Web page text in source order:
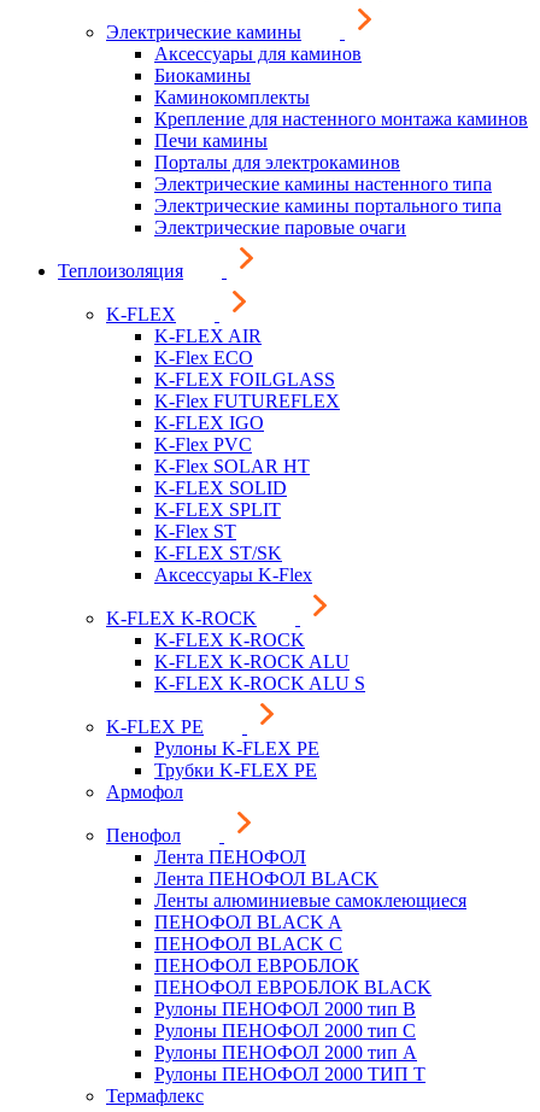
Электрические камины
Аксессуары для каминов
Биокамины
Каминокомплекты
Крепление для настенного монтажа каминов
Печи камины
Порталы для электрокаминов
Электрические камины настенного типа
Электрические камины портального типа
Электрические паровые очаги
Теплоизоляция
K-FLEX
K-FLEX AIR
K-Flex ECO
K-FLEX FOILGLASS
K-Flex FUTUREFLEX
K-FLEX IGO
K-Flex PVC
K-Flex SOLAR HT
K-FLEX SOLID
K-FLEX SPLIT
K-Flex ST
K-FLEX ST/SK
Аксессуары K-Flex
K-FLEX K-ROCK
K-FLEX K-ROCK
K-FLEX K-ROCK ALU
K-FLEX K-ROCK ALU S
K-FLEX PE
Рулоны K-FLEX PE
Трубки K-FLEX PE
Армофол
Пенофол
Лента ПЕНОФОЛ
Лента ПЕНОФОЛ BLACK
Ленты алюминиевые самоклеющиеся
ПЕНОФОЛ BLACK A
ПЕНОФОЛ BLACK С
ПЕНОФОЛ ЕВРОБЛОК
ПЕНОФОЛ ЕВРОБЛОК BLACK
Рулоны ПЕНОФОЛ 2000 тип B
Рулоны ПЕНОФОЛ 2000 тип C
Рулоны ПЕНОФОЛ 2000 тип А
Рулоны ПЕНОФОЛ 2000 ТИП Т
Термафлекс